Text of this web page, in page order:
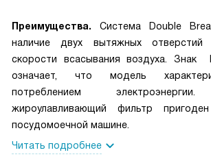
Преимущества. Система Double
наличие двух вытяжных отверстий
скорости всасывания воздуха. Знак
означает, что модель
потреблением
жироулавливающий фильтр
посудомоечной машине.
Читать подробнее